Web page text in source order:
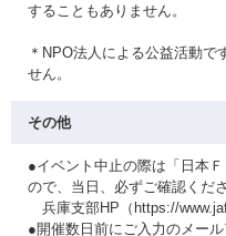
することもありません。
＊NPO法人による公益活動で
せん。
その他
●イベント中止の際は「日本
ので、当日、必ずご確認くださ
兵庫支部HP（https://
●開催数日前にご入力のメー